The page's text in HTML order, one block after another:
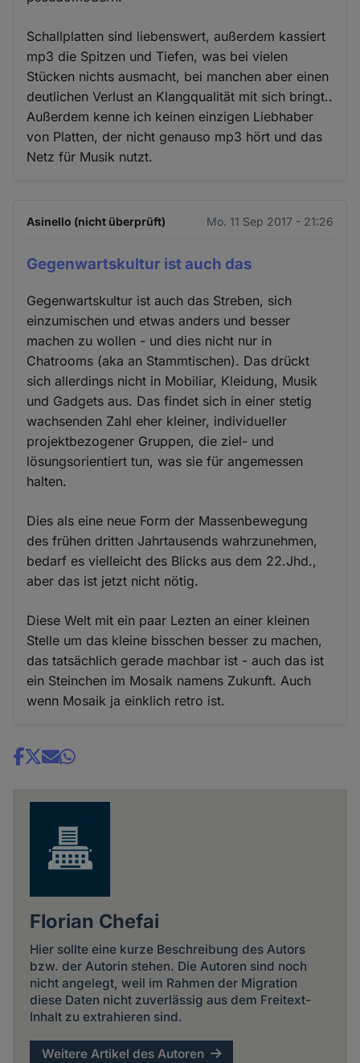
Schallplatten sind liebenswert, außerdem kassiert
mp3 die Spitzen und Tiefen, was bei vielen
Stücken nichts ausmacht, bei manchen aber einen
deutlichen Verlust an Klangqualität mit sich bringt..
Außerdem kenne ich keinen einzigen Liebhaber
von Platten, der nicht genauso mp3 hört und das
Netz für Musik nutzt.
Asinello (nicht überprüft) Mo. 11 Sep 2017 - 21:26
Gegenwartskultur ist auch das
Gegenwartskultur ist auch das Streben, sich
einzumischen und etwas anders und besser
machen zu wollen - und dies nicht nur in
Chatrooms (aka an Stammtischen). Das drückt
sich allerdings nicht in Mobiliar, Kleidung, Musik
und Gadgets aus. Das findet sich in einer stetig
wachsenden Zahl eher kleiner, individueller
projektbezogener Gruppen, die ziel- und
lösungsorientiert tun, was sie für angemessen
halten.
Dies als eine neue Form der Massenbewegung
des frühen dritten Jahrtausends wahrzunehmen,
bedarf es vielleicht des Blicks aus dem 22.Jhd.,
aber das ist jetzt nicht nötig.
Diese Welt mit ein paar Lezten an einer kleinen
Stelle um das kleine bisschen besser zu machen,
das tatsächlich gerade machbar ist - auch das ist
ein Steinchen im Mosaik namens Zukunft. Auch
wenn Mosaik ja einklich retro ist.
Share
Florian Chefai
Hier sollte eine kurze Beschreibung des Autors
bzw. der Autorin stehen. Die Autoren sind noch
nicht angelegt, weil im Rahmen der Migration
diese Daten nicht zuverlässig aus dem Freitext-
Inhalt zu extrahieren sind.
Weitere Artikel des Autoren